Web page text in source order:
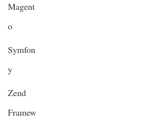
Magent
o
Symfon
y
Zend
Framew